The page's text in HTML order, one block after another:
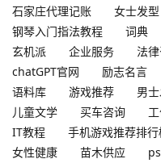
石家庄代理记账
女士发型
钢琴入门指法教程
词典
玄机派
企业服务 法
chatGPT官网
励志名言
语料库
游戏推荐 男
儿童文学
买车咨询
IT教程
手机游戏推荐排
女性健康
苗木供应